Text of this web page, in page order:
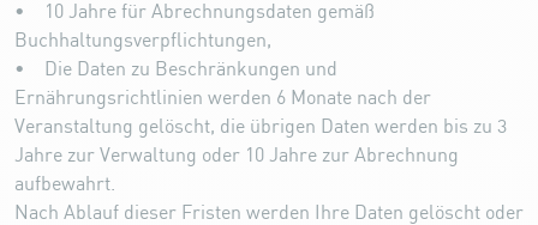
• 10 Jahre für Abrechnungsdaten gemäß
Buchhaltungsverpflichtungen,
• Die Daten zu Beschränkungen und
Ernährungsrichtlinien werden 6 Monate nach der
Veranstaltung gelöscht, die übrigen Daten werden bis zu 3
Jahre zur Verwaltung oder 10 Jahre zur Abrechnung
aufbewahrt.
Nach Ablauf dieser Fristen werden Ihre Daten gelöscht oder